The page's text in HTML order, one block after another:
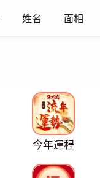
姓名 面相
今年運程